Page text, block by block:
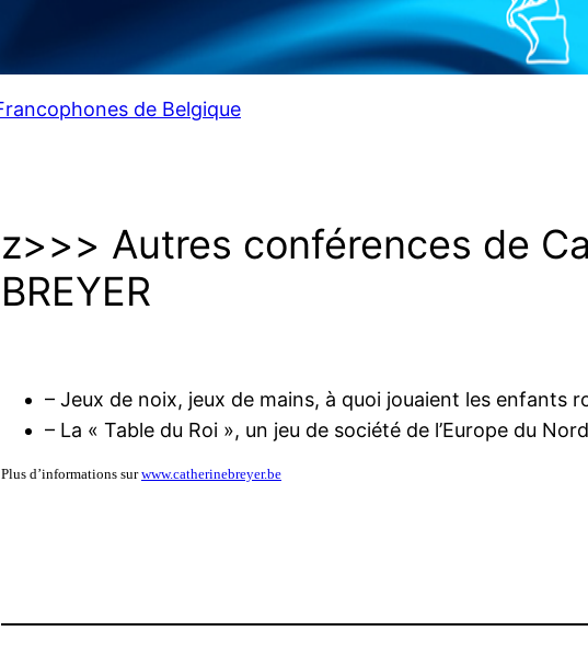
de Belgique
z>>> Autres conférences de
BREYER
– Jeux de noix, jeux de mains, à quoi jouaient les enfants
– La « Table du Roi », un jeu de société de l’Europe du
Plus d’informations surwww.catherinebreyer.be